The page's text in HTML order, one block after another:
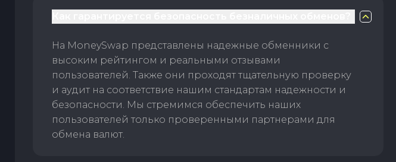
На MoneySwap представлены надежные обменники с
высоким рейтингом и реальными отзывами
пользователей. Также они проходят тщательную проверку
и аудит на соответствие нашим стандартам надежности и
безопасности. Мы стремимся обеспечить наших
пользователей только проверенными партнерами для
обмена валют.